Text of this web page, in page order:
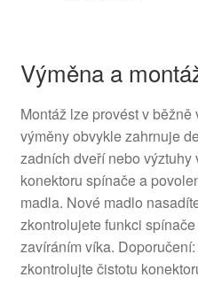
Výměna a
Montáž lze provést v
výměny obvykle zahrnuje
zadních dveří nebo
konektoru spínače a
madla. Nové madlo
zkontrolujete funkci
zavíráním víka.
zkontrolujte čistotu